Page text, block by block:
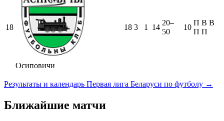
18
Осиповичи
18 3 1 14
20–
50
10
П В В
П П
Результаты и календарь Первая лига Беларуси по футболу →
Ближайшие матчи